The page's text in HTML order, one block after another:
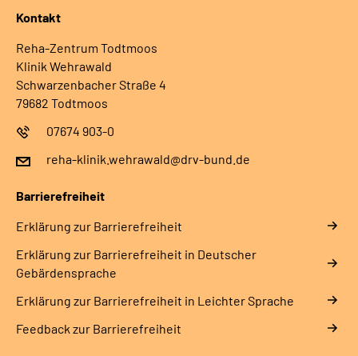
Kontakt
Reha-Zentrum Todtmoos
Klinik Wehrawald
Schwarzenbacher Straße 4
79682 Todtmoos
07674 903-0
reha-klinik.wehrawald@drv-bund.de
Barrierefreiheit
Erklärung zur Barrierefreiheit
Erklärung zur Barrierefreiheit in Deutscher
Gebärdensprache
Erklärung zur Barrierefreiheit in Leichter Sprache
Feedback zur Barrierefreiheit